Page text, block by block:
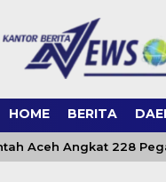
HOME BERITA
Aceh Angkat 228